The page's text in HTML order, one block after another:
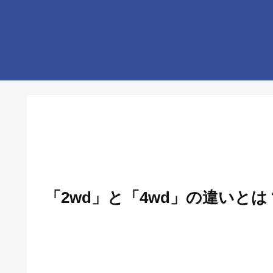
「2wd」と「4wd」の違いと